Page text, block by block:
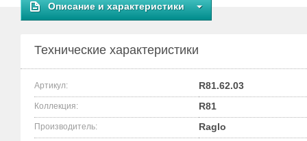
Описание и характеристики
Технические характеристики
Артикул: R81.62.03
Коллекция: R81
Производитель: Raglo